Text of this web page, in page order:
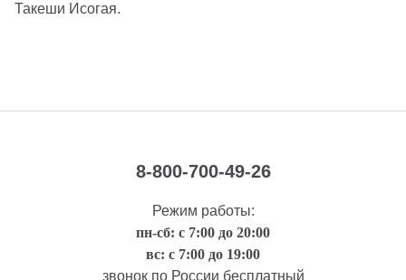
Такеши Исогая.
8-800-700-49-26
Режим работы:
пн-сб: с 7:00 до 20:00
вс: с 7:00 до 19:00
звонок по России бесплатный